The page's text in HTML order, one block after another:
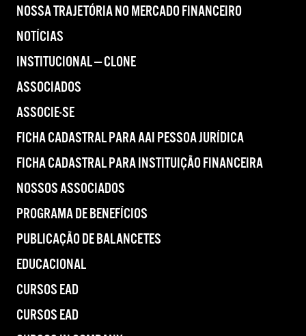
NOSSA TRAJETÓRIA NO MERCADO FINANCEIRO
NOTÍCIAS
INSTITUCIONAL — CLONE
ASSOCIADOS
ASSOCIE-SE
FICHA CADASTRAL PARA AAI PESSOA JURÍDICA
FICHA CADASTRAL PARA INSTITUIÇÃO FINANCEIRA
NOSSOS ASSOCIADOS
PROGRAMA DE BENEFÍCIOS
PUBLICAÇÃO DE BALANCETES
EDUCACIONAL
CURSOS EAD
CURSOS EAD